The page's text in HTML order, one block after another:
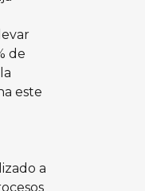
de
este
a